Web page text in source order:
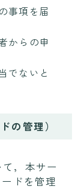
事項を届
からの申
でないと
の管理）
，本サー
ドを管理